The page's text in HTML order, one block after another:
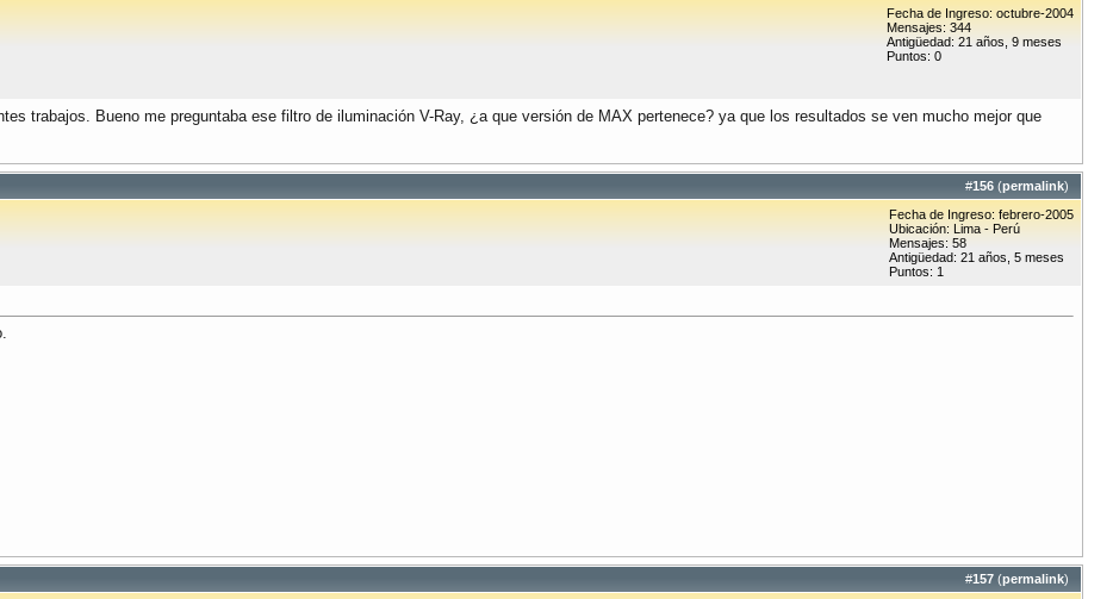
Fecha de Ingreso: octubre-2004
Mensajes: 344
Antigüedad: 21 años, 9 meses
Puntos: 0
trabajos. Bueno me preguntaba ese filtro de iluminación V-Ray, ¿a que versión de MAX pertenece? ya que los resultados se ven mucho mejor que
#156 (permalink)
Fecha de Ingreso: febrero-2005
Ubicación: Lima - Perú
Mensajes: 58
Antigüedad: 21 años, 5 meses
Puntos: 1
#157 (permalink)